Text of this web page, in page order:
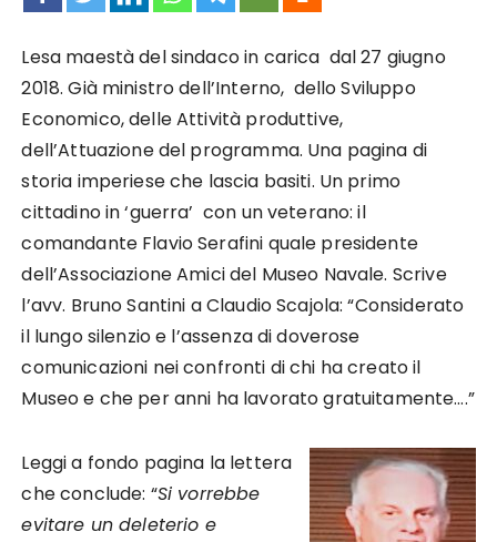
Lesa maestà del sindaco in carica dal 27 giugno
2018. Già ministro dell’Interno, dello Sviluppo
Economico, delle Attività produttive,
dell’Attuazione del programma. Una pagina di
storia imperiese che lascia basiti. Un primo
cittadino in ‘guerra’ con un veterano: il
comandante Flavio Serafini quale presidente
dell’Associazione Amici del Museo Navale. Scrive
l’avv. Bruno Santini a Claudio Scajola: “Considerato
il lungo silenzio e l’assenza di doverose
comunicazioni nei confronti di chi ha creato il
Museo e che per anni ha lavorato gratuitamente….”
Leggi a fondo pagina la lettera
che conclude: “Si vorrebbe
evitare un deleterio e